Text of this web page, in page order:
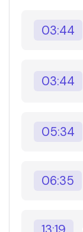
03:44
03:44
05:34
06:35